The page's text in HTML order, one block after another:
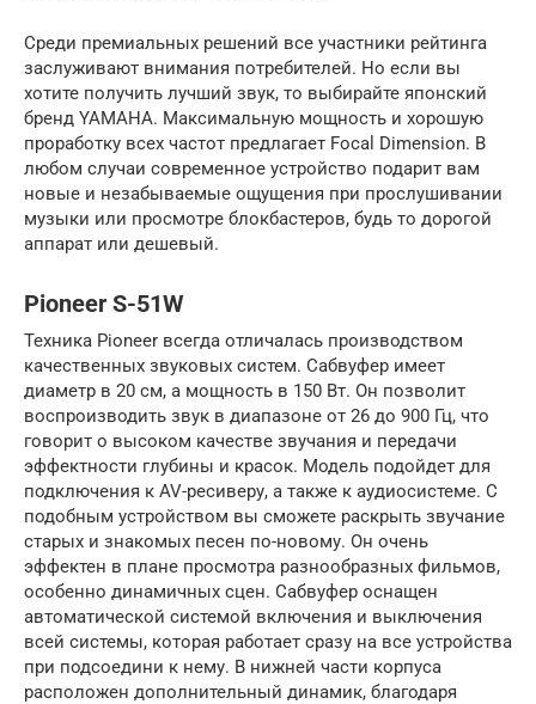
Среди премиальных решений все участники рейтинга
заслуживают внимания потребителей. Но если вы
хотите получить лучший звук, то выбирайте японский
бренд YAMAHA. Максимальную мощность и хорошую
проработку всех частот предлагает Focal Dimension. В
любом случаи современное устройство подарит вам
новые и незабываемые ощущения при прослушивании
музыки или просмотре блокбастеров, будь то дорогой
аппарат или дешевый.
Pioneer S-51W
Техника Pioneer всегда отличалась производством
качественных звуковых систем. Сабвуфер имеет
диаметр в 20 см, а мощность в 150 Вт. Он позволит
воспроизводить звук в диапазоне от 26 до 900 Гц, что
говорит о высоком качестве звучания и передачи
эффектности глубины и красок. Модель подойдет для
подключения к AV-ресиверу, а также к аудиосистеме. С
подобным устройством вы сможете раскрыть звучание
старых и знакомых песен по-новому. Он очень
эффектен в плане просмотра разнообразных фильмов,
особенно динамичных сцен. Сабвуфер оснащен
автоматической системой включения и выключения
всей системы, которая работает сразу на все устройства
при подсоедини к нему. В нижней части корпуса
расположен дополнительный динамик, благодаря